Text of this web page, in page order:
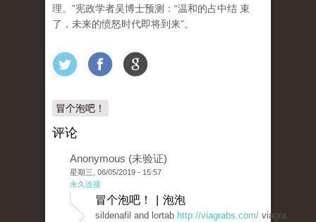
理。”宪政学者吴博士预测：“温和的占中结 束
了，未来的愤怒时代即将到来”。
冒个泡吧！
评论
Anonymous (未验证)
星期三, 06/05/2019 - 15:57
永久连接
冒个泡吧！ | 泡泡
sildenafil and lortab http://viagrabs.com/ viagra.